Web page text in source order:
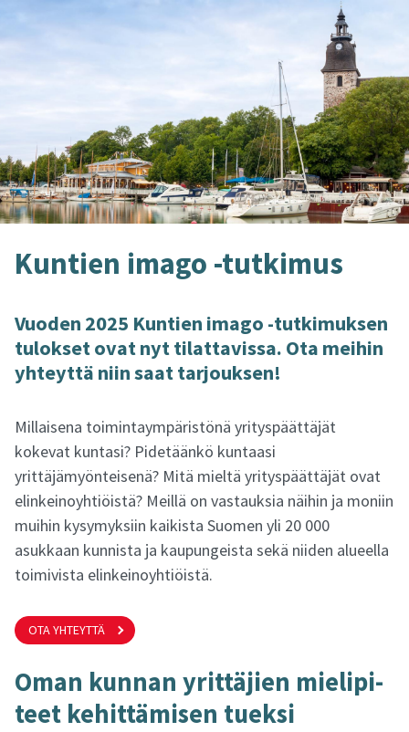
Kun­tien imago -​tutkimus
Vuo­den 2025 Kun­tien imago -​tutkimuksen
tu­lok­set ovat nyt ti­lat­ta­vis­sa. Ota mei­hin
yh­teyt­tä niin saat tar­jouk­sen!
Millaisena toimintaympäristönä yrityspäättäjät
kokevat kuntasi? Pidetäänkö kuntaasi
yrittäjämyönteisenä? Mitä mieltä yrityspäättäjät ovat
elinkeinoyhtiöistä? Meillä on vastauksia näihin ja moniin
muihin kysymyksiin kaikista Suomen yli 20 000
asukkaan kunnista ja kaupungeista sekä niiden alueella
toimivista elinkeinoyhtiöistä.
OTA YHTEYTTÄ
Oman kun­nan yrit­tä­jien mie­li­pi­
teet ke­hit­tä­mi­sen tuek­si